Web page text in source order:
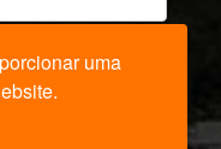
uma